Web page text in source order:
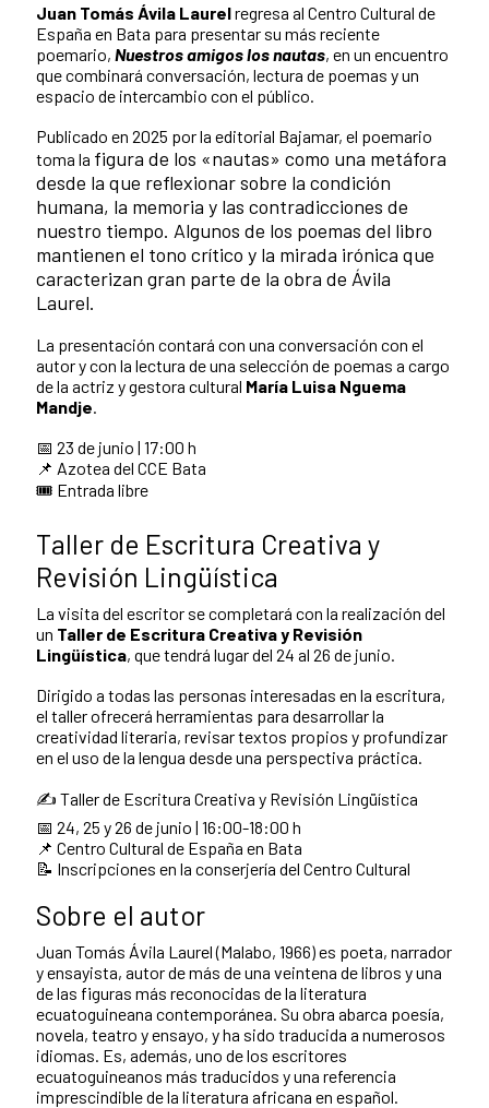
Juan Tomás Ávila Laurelregresa al Centro Cultural de
España en Bata para presentar su más reciente
poemario, Nuestros amigos los nautas, en un encuentro
que combinará conversación, lectura de poemas y un
espacio de intercambio con el público.
Publicado en 2025 por la editorial Bajamar, el poemario
toma la figura de los «nautas» como una metáfora
desde la que reflexionar sobre la condición
humana, la memoria y las contradicciones de
nuestro tiempo. Algunos de los poemas del libro
mantienen el tono crítico y la mirada irónica que
caracterizan gran parte de la obra de Ávila
Laurel.
La presentación contará con una conversación con el
autor y con la lectura de una selección de poemas a cargo
de la actriz y gestora cultural María Luisa Nguema
Mandje.
📅 23 de junio | 17:00 h
📌 Azotea del CCE Bata
🎟️ Entrada libre
Taller de Escritura Creativa y
Revisión Lingüística
La visita del escritor se completará con la realización del
un Taller de Escritura Creativa y Revisión
Lingüística, que tendrá lugar del 24 al 26 de junio.
Dirigido a todas las personas interesadas en la escritura,
el taller ofrecerá herramientas para desarrollar la
creatividad literaria, revisar textos propios y profundizar
en el uso de la lengua desde una perspectiva práctica.
✍️ Taller de Escritura Creativa y Revisión Lingüística
📅 24, 25 y 26 de junio | 16:00-18:00 h
📌 Centro Cultural de España en Bata
📝 Inscripciones en la conserjería del Centro Cultural
Sobre el autor
Juan Tomás Ávila Laurel (Malabo, 1966) es poeta, narrador
y ensayista, autor de más de una veintena de libros y una
de las figuras más reconocidas de la literatura
ecuatoguineana contemporánea. Su obra abarca poesía,
novela, teatro y ensayo, y ha sido traducida a numerosos
idiomas. Es, además, uno de los escritores
ecuatoguineanos más traducidos y una referencia
imprescindible de la literatura africana en español.